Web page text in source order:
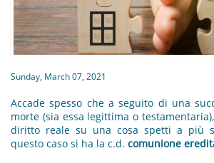
Sunday, March 07, 2021
Accade spesso che a seguito di una
morte (sia essa legittima o
diritto reale su una cosa spetti a più
questo caso si ha la c.d. comunione